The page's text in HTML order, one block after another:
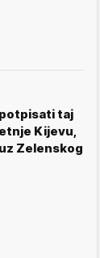
taj
Kijevu,
Zelenskog